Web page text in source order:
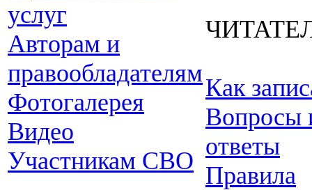
услуг
Авторам и
правообладателям
Фотогалерея
Видео
Участникам СВО
Как
Вопросы
ответы
Правила